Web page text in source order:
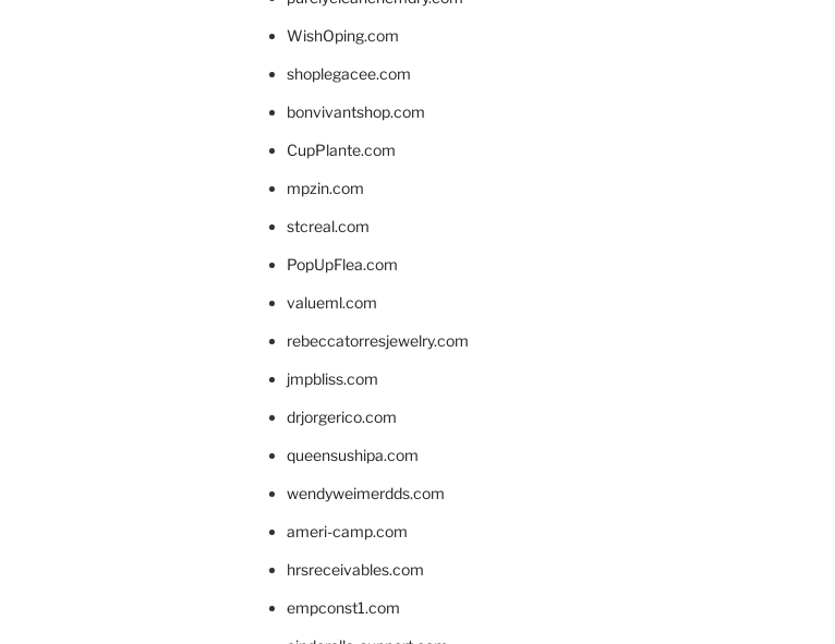
WishOping.com
shoplegacee.com
bonvivantshop.com
CupPlante.com
mpzin.com
stcreal.com
PopUpFlea.com
valueml.com
rebeccatorresjewelry.com
jmpbliss.com
drjorgerico.com
queensushipa.com
wendyweimerdds.com
ameri-camp.com
hrsreceivables.com
empconst1.com